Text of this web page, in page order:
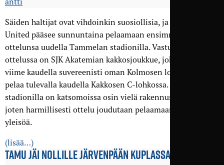
Säiden haltijat ovat vihdoinkin suosiollisia, ja Tampere
United pääsee sunnuntaina pelaamaan ensimmäisen
ottelunsa uudella Tammelan stadionilla. Vastustajana
ottelussa on SJK Akatemian kakkosjoukkue, joka voitti
viime kaudella suvereenisti oman Kolmosen lohkonsa, ja
pelaa tulevalla kaudella Kakkosen C-lohkossa. Tammelan
stadionilla on katsomoissa osin vielä rakennustyöt kesken,
joten harmillisesti ottelu joudutaan pelaamaan ilman
yleisöä.
(lisää…)
TAMU JÄI NOLLILLE JÄRVENPÄÄN KUPLASSA